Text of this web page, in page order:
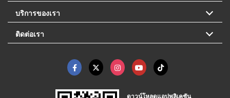
บริการของเรา
ติดต่อเรา
ดาวน์โหลดแอปพลิเคชัน